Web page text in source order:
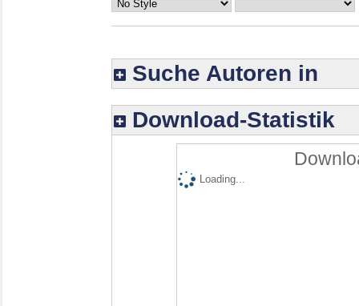
Suche Autoren in
Download-Statistik
Loading...